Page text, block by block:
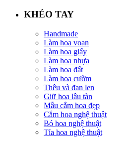
KHÉO TAY
Handmade
Làm hoa voan
Làm hoa giấy
Làm hoa nhựa
Làm hoa đất
Làm hoa cườm
Thêu và đan len
Giữ hoa lâu tàn
Mẫu cắm hoa đẹp
Cắm hoa nghệ thuật
Bó hoa nghệ thuật
Tỉa hoa nghệ thuật